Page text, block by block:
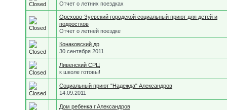
Отчет о летних поездках
Орехово-Зуевский городской социальный приют для детей и
подростков
Отчет о летней поездке
Конаковский др
30 сентября 2011
Ливенский СРЦ
к школе готовы!
Социальный приют "Надежда" Александров
14.09.2011
Дом ребенка г.Александров